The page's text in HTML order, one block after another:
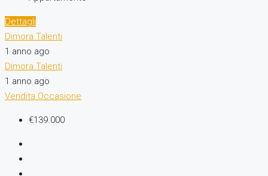
Dettagli
Dimora Talenti
1 anno ago
Dimora Talenti
1 anno ago
Vendita Occasione
€139.000